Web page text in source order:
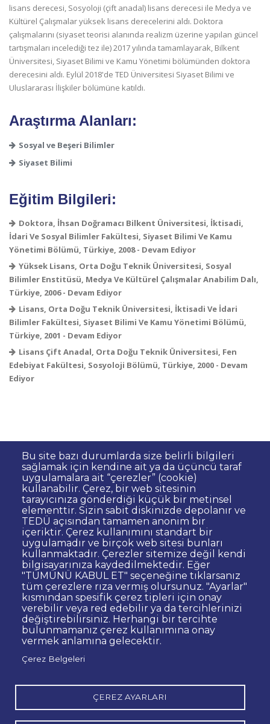
Bu site bazı durumlarda size belirli bilgileri
sağlamak için kendine ait ya da üçüncü taraf
uygulamalara ait “çerezler” (cookie)
kullanabilir. Çerez, bir web sitesinin
tarayıcınıza gönderdiği küçük bir metinsel
elementtir. Sizin sabit diskinizde depolanır ve
TEDÜ açısından tamamen anonim bir
içeriktir. Çerez kullanımını standart bir
uygulamadır ve birçok web sitesi bunları
kullanmaktadır. Çerezler sitemize değil kendi
bilgisayarınıza kaydedilmektedir. Eğer
"TÜMÜNÜ KABUL ET" seçeneğine tıklarsanız
tüm çerezlere rıza vermiş olursunuz. "Ayarlar"
kısmından spesifik çerez tipleri için onay
verebilir veya red edebilir ya da tercihlerinizi
değiştirebilirsiniz. Herhangi bir tercihte
bulunmamanız çerez kullanımına onay
vermek anlamına gelecektir.
Çerez Belgeleri
ÇEREZ AYARLARI
Dipnot
Sıkça Sorulan Sorular
Kişisel Verilerin Korunması
Gizlilik Politikası
Sorumluluk Reddi
Bilgi Edinme
Site Yöneticisi İletişim
İhale ve Satınalma İlanları
Açık Rıza
Kurumsal Kimlik
Web Erişilebilirlik Beyanı
© TED Üniversitesi. Ziya Gökalp Caddesi No:48 06420, Kolej
Çankaya ANKARA
ÜniversitesiÜniversitesiÜniversitesi
TED
geç